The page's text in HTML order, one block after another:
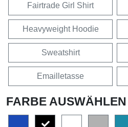
Fairtrade Girl Shirt
Heavyweight Hoodie
Sweatshirt
Emailletasse
FARBE AUSWÄHLEN